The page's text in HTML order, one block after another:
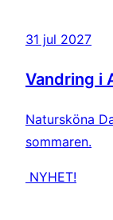
31 jul 2027
Vandring i
Natursköna
sommaren.
NYHET!